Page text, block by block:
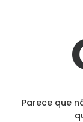
Parece que